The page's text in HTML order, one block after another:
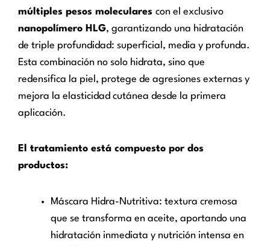
múltiples pesos moleculares con el exclusivo
nanopolímero HLG, garantizando una hidratación
de triple profundidad: superficial, media y profunda.
Esta combinación no solo hidrata, sino que
redensifica la piel, protege de agresiones externas y
mejora la elasticidad cutánea desde la primera
aplicación.
El tratamiento está compuesto por dos
productos:
Máscara Hidra-Nutritiva: textura cremosa
que se transforma en aceite, aportando una
hidratación inmediata y nutrición intensa en